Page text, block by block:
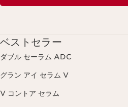
ベストセラー
ダブル セーラム ADC
グラン アイ セラム V
V コントア セラム